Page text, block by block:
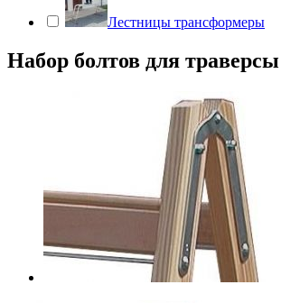
Лестницы трансформеры
Набор болтов для